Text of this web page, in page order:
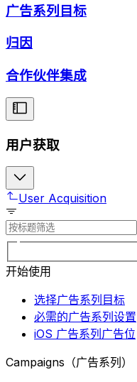
广告系列目标
归因
合作伙伴集成
用户获取
User Acquisition
开始使用
选择广告系列目标
必需的广告系列设置
iOS 广告系列广告位
Campaigns（广告系列）